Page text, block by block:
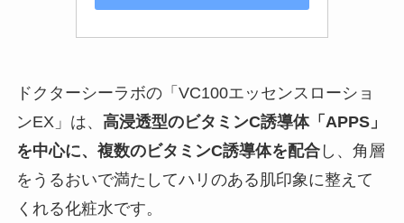
ドクターシーラボの「VC100エッセンスローショ
ンEX」は、 高浸透型のビタミンC誘導体「APPS」
を中心に、複数のビタミンC誘導体を配合し、角層
をうるおいで満たしてハリのある肌印象に整えて
くれる化粧水です。